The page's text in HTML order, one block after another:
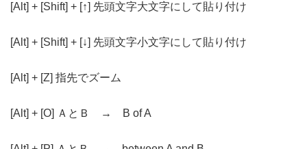
[Alt] + [Shift] + [↑] 先頭文字大文字にして貼り付け
[Alt] + [Shift] + [↓] 先頭文字小文字にして貼り付け
[Alt] + [Z] 指先でズーム
[Alt] + [O] ＡとＢ → B of A